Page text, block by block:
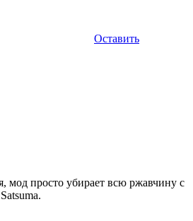
Оставить
мод просто убирает всю ржавчину с